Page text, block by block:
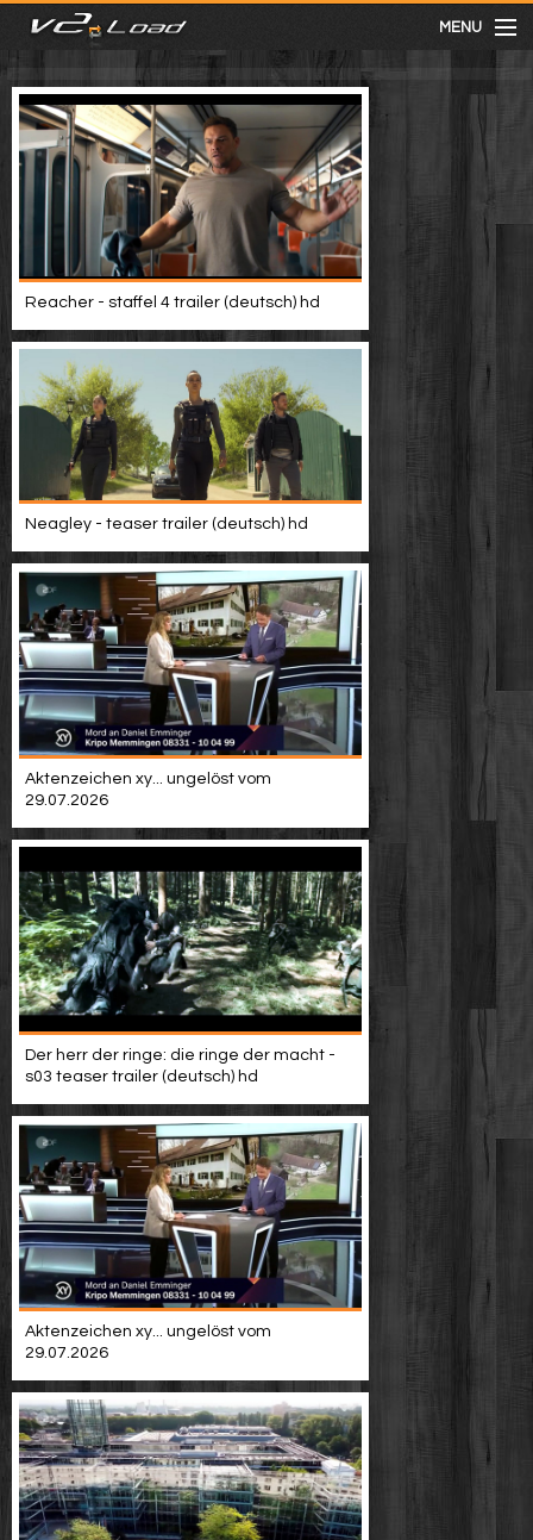
MENU
meist gesehen
neuste
kategorien
Menu
mit facebook anmelden
Informationen
Video suchen
Reacher - staffel 4 trailer (deutsch) hd
Neagley - teaser trailer (deutsch) hd
Aktenzeichen xy... ungelöst vom
29.07.2026
Der herr der ringe: die ringe der macht -
s03 teaser trailer (deutsch) hd
Aktenzeichen xy... ungelöst vom
29.07.2026